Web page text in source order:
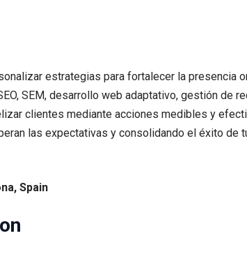
estrategias para fortalecer la presencia
SEM, desarrollo web adaptativo, gestión de
clientes mediante acciones medibles y
las expectativas y consolidando el éxito de
Spain